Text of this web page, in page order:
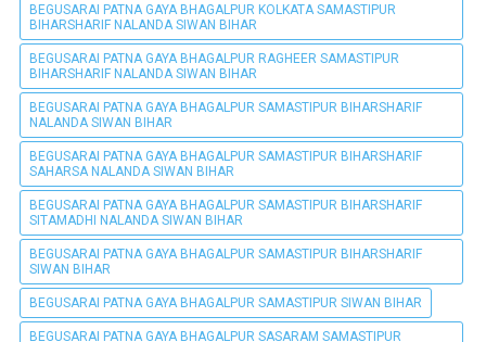
BEGUSARAI PATNA GAYA BHAGALPUR KOLKATA SAMASTIPUR
BIHARSHARIF NALANDA SIWAN BIHAR
BEGUSARAI PATNA GAYA BHAGALPUR RAGHEER SAMASTIPUR
BIHARSHARIF NALANDA SIWAN BIHAR
BEGUSARAI PATNA GAYA BHAGALPUR SAMASTIPUR BIHARSHARIF
NALANDA SIWAN BIHAR
BEGUSARAI PATNA GAYA BHAGALPUR SAMASTIPUR BIHARSHARIF
SAHARSA NALANDA SIWAN BIHAR
BEGUSARAI PATNA GAYA BHAGALPUR SAMASTIPUR BIHARSHARIF
SITAMADHI NALANDA SIWAN BIHAR
BEGUSARAI PATNA GAYA BHAGALPUR SAMASTIPUR BIHARSHARIF
SIWAN BIHAR
BEGUSARAI PATNA GAYA BHAGALPUR SAMASTIPUR SIWAN BIHAR
BEGUSARAI PATNA GAYA BHAGALPUR SASARAM SAMASTIPUR